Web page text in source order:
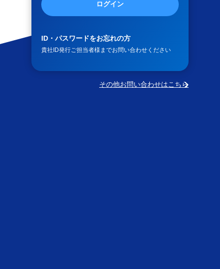
ログイン
ID・パスワードをお忘れの方
貴社ID発行ご担当者様までお問い合わせください
その他お問い合わせはこちら